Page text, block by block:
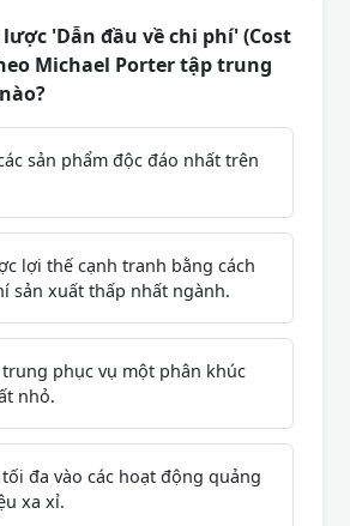
lược 'Dẫn đầu về chi phí' (Cost
Michael Porter tập trung
sản phẩm độc đáo nhất trên
lợi thế cạnh tranh bằng cách
sản xuất thấp nhất ngành.
trung phục vụ một phân khúc
nhỏ.
đa vào các hoạt động quảng
xa xỉ.